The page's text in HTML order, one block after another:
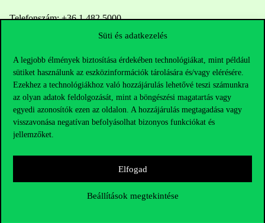
Süti és adatkezelés
A legjobb élmények biztosítása érdekében technológiákat, mint például
sütiket használunk az eszközinformációk tárolására és/vagy elérésére.
Ezekhez a technológiákhoz való hozzájárulás lehetővé teszi számunkra
az olyan adatok feldolgozását, mint a böngészési magatartás vagy
egyedi azonosítók ezen az oldalon. A hozzájárulás megtagadása vagy
visszavonása negatívan befolyásolhat bizonyos funkciókat és
jellemzőket.
Elfogad
Beállítások megtekintése
Telefonszám:+36 1 482 5000
Oktatói elérhetőségek
HUB jelenlegi hallgatóinknak
Sajtó:press@uni-corvinus.hu